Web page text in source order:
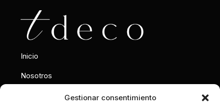
Gestionar consentimiento
Inicio
Nosotros